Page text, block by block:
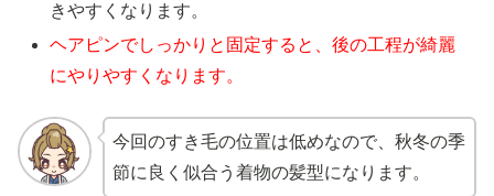
きやすくなります。
ヘアピンでしっかりと固定すると、後の工程が綺麗
にやりやすくなります。
今回のすき毛の位置は低めなので、秋冬の季
節に良く似合う着物の髪型になります。